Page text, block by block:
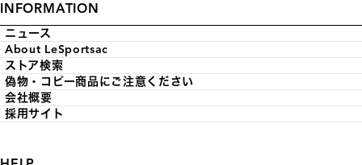
INFORMATION
ニュース
About LeSportsac
ストア検索
偽物・コピー商品にご注意ください
会社概要
採用サイト